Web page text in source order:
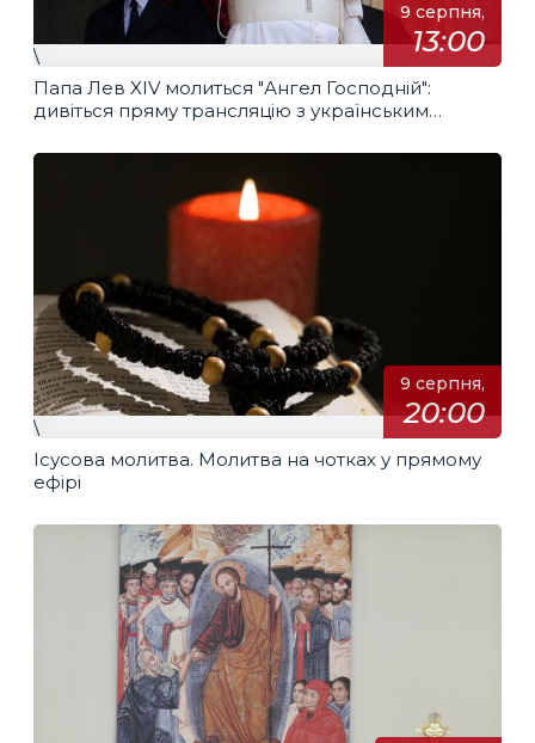
9 серпня,
13:00
\
Папа Лев XIV молиться "Ангел Господній":
дивіться пряму трансляцію з українським
9 серпня,
20:00
\
Ісусова молитва. Молитва на чотках у прямому
ефірі